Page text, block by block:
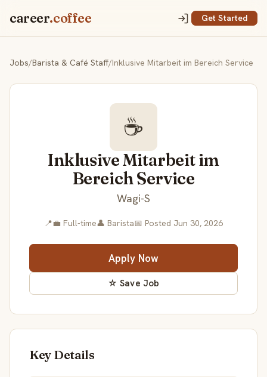
career.coffee Get Started
Jobs/Barista & Café Staff/Inklusive Mitarbeit im Bereich Service
☕
Inklusive Mitarbeit im
Bereich Service
Wagi-S
📍💼 Full-time👤 Barista📅 Posted Jun 30, 2026
Apply Now
☆ Save Job
Key Details